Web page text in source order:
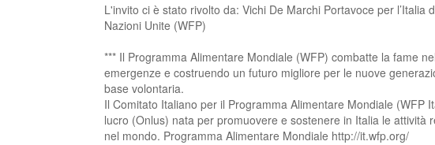
L'invito ci è stato rivolto da: Vichi De Marchi Portavoce per l’Italia
Nazioni Unite (WFP)
*** Il Programma Alimentare Mondiale (WFP) combatte la fame
emergenze e costruendo un futuro migliore per le nuove
base volontaria.
Il Comitato Italiano per il Programma Alimentare Mondiale (WFP
lucro (Onlus) nata per promuovere e sostenere in Italia le attività
nel mondo. Programma Alimentare Mondiale http://it.wfp.org/